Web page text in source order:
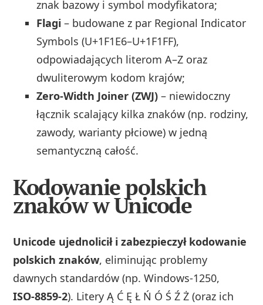
znak bazowy i symbol modyfikatora;
Flagi – budowane z par Regional Indicator
Symbols (U+1F1E6–U+1F1FF),
odpowiadających literom A–Z oraz
dwuliterowym kodom krajów;
Zero‑Width Joiner (ZWJ) – niewidoczny
łącznik scalający kilka znaków (np. rodziny,
zawody, warianty płciowe) w jedną
semantyczną całość.
Kodowanie polskich
znaków w Unicode
Unicode ujednolicił i zabezpieczył kodowanie
polskich znaków, eliminując problemy
dawnych standardów (np. Windows‑1250,
ISO‑8859‑2). Litery Ą Ć Ę Ł Ń Ó Ś Ź Ż (oraz ich